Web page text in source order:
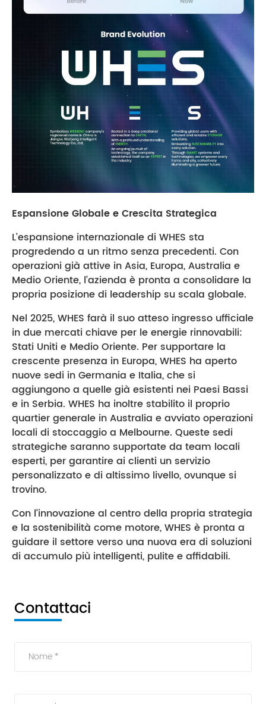
Espansione Globale e Crescita Strategica
L’espansione internazionale di WHES sta
progredendo a un ritmo senza precedenti. Con
operazioni già attive in Asia, Europa, Australia e
Medio Oriente, l’azienda è pronta a consolidare la
propria posizione di leadership su scala globale.
Nel 2025, WHES farà il suo atteso ingresso ufficiale
in due mercati chiave per le energie rinnovabili:
Stati Uniti e Medio Oriente. Per supportare la
crescente presenza in Europa, WHES ha aperto
nuove sedi in Germania e Italia, che si
aggiungono a quelle già esistenti nei Paesi Bassi
e in Serbia. WHES ha inoltre stabilito il proprio
quartier generale in Australia e avviato operazioni
locali di stoccaggio a Melbourne. Queste sedi
strategiche saranno supportate da team locali
esperti, per garantire ai clienti un servizio
personalizzato e di altissimo livello, ovunque si
trovino.
Con l’innovazione al centro della propria strategia
e la sostenibilità come motore, WHES è pronta a
guidare il settore verso una nuova era di soluzioni
di accumulo più intelligenti, pulite e affidabili.
Contattaci
Nome *